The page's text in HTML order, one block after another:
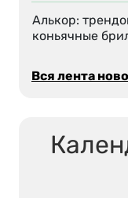
Алькор:
коньячные
Вся лента